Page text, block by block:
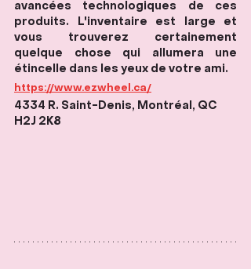
avancées technologiques de ces
produits. L'inventaire est large et
vous trouverez certainement
quelque chose qui allumera une
étincelle dans les yeux de votre ami.
https://www.ezwheel.ca/
4334 R. Saint-Denis, Montréal, QC
H2J 2K8